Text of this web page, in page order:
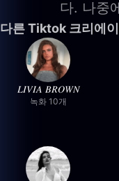
다. 나중
다른 Tiktok 크리에이
𝐿𝐼𝑉𝐼𝐴 𝐵𝑅𝑂𝑊𝑁
녹화 10개